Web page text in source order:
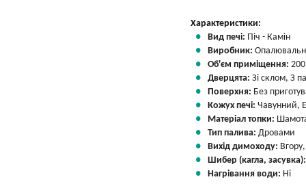
Характеристики:
Вид печі: Піч - Камін
Виробник:
Об'єм приміщення:
Дверцята: Зі склом, З
Поверхня: Без
Кожух печі: Чавунний,
Матеріал топки:
Тип палива: Дровами
Вихід димоходу:
Шибер (кагла,
Нагрівання води: Ні